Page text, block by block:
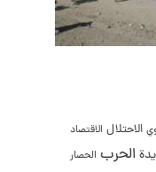
الاحتلال الاقتصاد
الحرب الحصار